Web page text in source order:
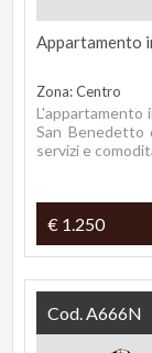
Appartamento
Zona: Centro
L'appartamento
San Benedetto
servizi e
€ 1.250
Cod. A666N